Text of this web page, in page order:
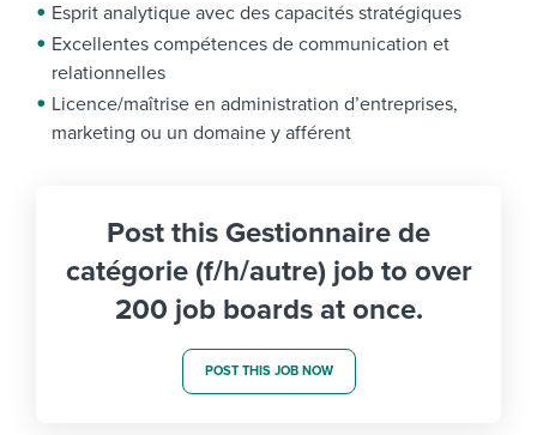
Esprit analytique avec des capacités stratégiques
Excellentes compétences de communication et
relationnelles
Licence/maîtrise en administration d’entreprises,
marketing ou un domaine y afférent
Post this Gestionnaire de
catégorie (f/h/autre) job to over
200 job boards at once.
POST THIS JOB NOW